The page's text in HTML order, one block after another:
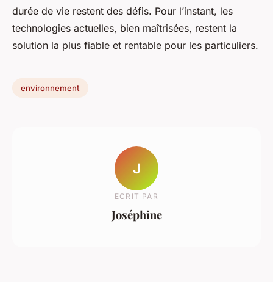
durée de vie restent des défis. Pour l’instant, les
technologies actuelles, bien maîtrisées, restent la
solution la plus fiable et rentable pour les particuliers.
environnement
J
ECRIT PAR
Joséphine